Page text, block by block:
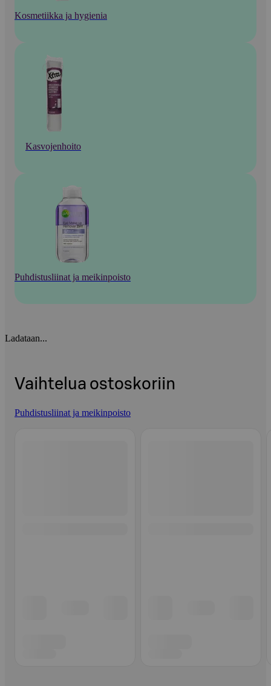
Kosmetiikka ja hygienia
Kasvojenhoito
Puhdistusliinat ja meikinpoisto
Ladataan...
Vaihtelua ostoskoriin
Puhdistusliinat ja meikinpoisto